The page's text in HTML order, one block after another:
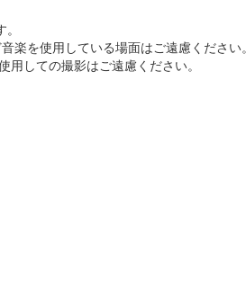
楽を使用している場面はご遠慮ください。
用しての撮影はご遠慮ください。